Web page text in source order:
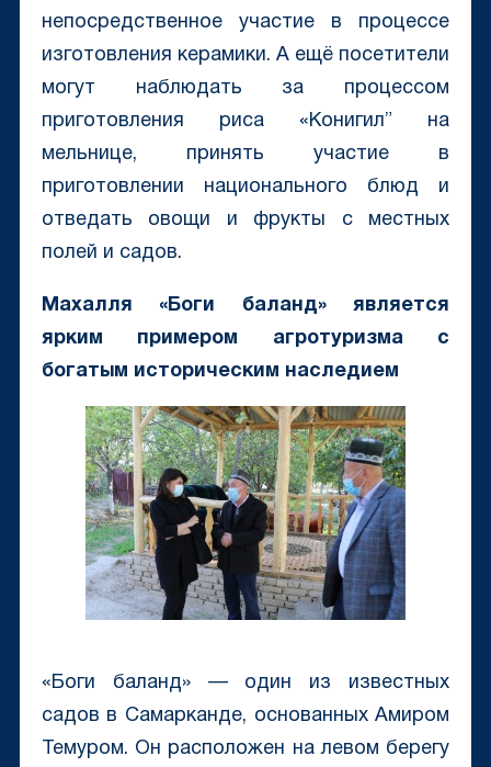
непосредственное участие в процессе
изготовления керамики. А ещё посетители
могут наблюдать за процессом
приготовления риса «Конигил” на
мельнице, принять участие в
приготовлении национального блюд и
отведать овощи и фрукты с местных
полей и садов.
Махалля «Боги баланд» является
ярким примером агротуризма с
богатым историческим наследием
«Боги баланд» — один из известных
садов в Самарканде, основанных Амиром
Темуром. Он расположен на левом берегу